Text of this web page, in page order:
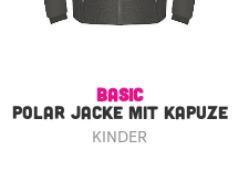
BASIC
POLAR JACKE MIT KAPUZE
KINDER